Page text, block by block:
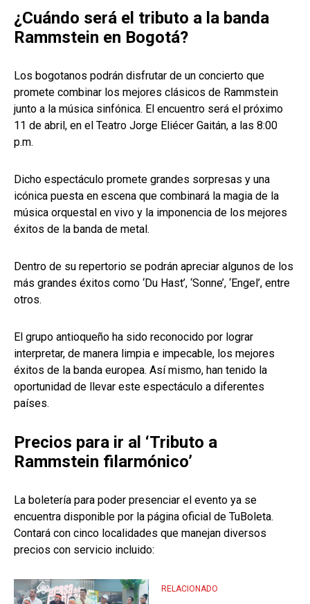
¿Cuándo será el tributo a la banda
Rammstein en Bogotá?
Los bogotanos podrán disfrutar de un concierto que
promete combinar los mejores clásicos de Rammstein
junto a la música sinfónica. El encuentro será el próximo
11 de abril, en el Teatro Jorge Eliécer Gaitán, a las 8:00
p.m.
Dicho espectáculo promete grandes sorpresas y una
icónica puesta en escena que combinará la magia de la
música orquestal en vivo y la imponencia de los mejores
éxitos de la banda de metal.
Dentro de su repertorio se podrán apreciar algunos de los
más grandes éxitos como ‘Du Hast’, ‘Sonne’, ‘Engel’, entre
otros.
El grupo antioqueño ha sido reconocido por lograr
interpretar, de manera limpia e impecable, los mejores
éxitos de la banda europea. Así mismo, han tenido la
oportunidad de llevar este espectáculo a diferentes
países.
Precios para ir al ‘Tributo a
Rammstein filarmónico’
La boletería para poder presenciar el evento ya se
encuentra disponible por la página oficial de TuBoleta.
Contará con cinco localidades que manejan diversos
precios con servicio incluido:
RELACIONADO